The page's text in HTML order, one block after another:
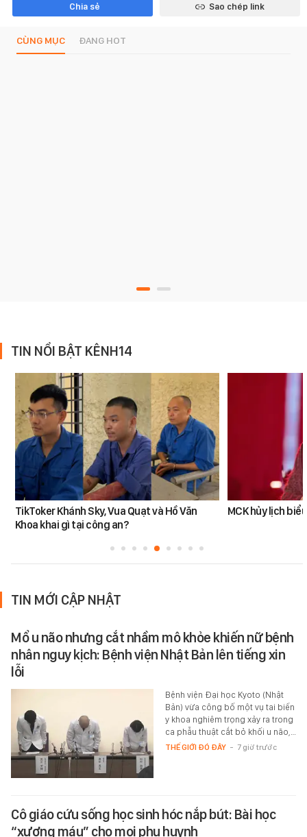
Chia sẻ Sao chép link
CÙNG MỤC ĐANG HOT
TIN NỔI BẬT KÊNH14
TikToker Khánh Sky, Vua Quạt và Hồ Văn
Khoa khai gì tại công an?
MCK hủy lịch
TIN MỚI CẬP NHẬT
Mổ u não nhưng cắt nhầm mô khỏe khiến nữ bệnh
nhân nguy kịch: Bệnh viện Nhật Bản lên tiếng xin
lỗi
Bệnh viện Đại học Kyoto (Nhật
Bản) vừa công bố một vụ tai biến
y khoa nghiêm trọng xảy ra trong
ca phẫu thuật cắt bỏ khối u não,…
THẾ GIỚI ĐÓ ĐÂY - 7 giờ trước
Cô giáo cứu sống học sinh hóc nắp bút: Bài học
“xương máu” cho mọi phụ huynh